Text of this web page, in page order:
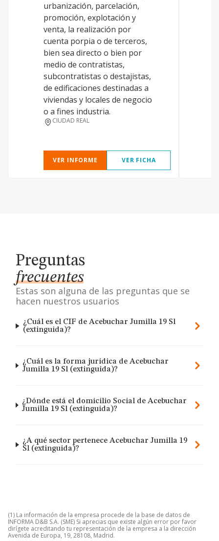
urbanización, parcelación,
promoción, explotación y
venta, la realización por
cuenta porpia o de terceros,
bien sea directo o bien por
medio de contratistas,
subcontratistas o destajistas,
de edificaciones destinadas a
viviendas y locales de negocio
o a fines industria.
CIUDAD REAL
VER INFORME VER FICHA
Preguntas
frecuentes
Estas son alguna de las preguntas que se
hacen nuestros usuarios
¿Cuál es el CIF de Acebuchar Jumilla 19 Sl
(extinguida)?
¿Cuál es la forma jurídica de Acebuchar
Jumilla 19 Sl (extinguida)?
¿Dónde está el domicilio Social de Acebuchar
Jumilla 19 Sl (extinguida)?
¿A qué sector pertenece Acebuchar Jumilla 19
Sl (extinguida)?
(1) La información de la empresa procede de la base de datos de
INFORMA D&B S.A. (SME) Si aprecias que existe algún error por favor
dirígete acreditando tu representación de la empresa a la dirección
Avenida de Europa, 19, 28108, Madrid.